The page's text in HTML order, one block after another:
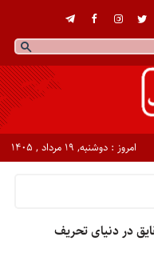
امروز : دوشنبه, ۱۹ مرداد , ۱۴۰۵
در دنیای تحریف